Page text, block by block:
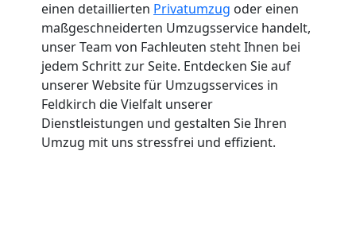
einen detaillierten Privatumzug oder einen
maßgeschneiderten Umzugsservice handelt,
unser Team von Fachleuten steht Ihnen bei
jedem Schritt zur Seite. Entdecken Sie auf
unserer Website für Umzugsservices in
Feldkirch die Vielfalt unserer
Dienstleistungen und gestalten Sie Ihren
Umzug mit uns stressfrei und effizient.